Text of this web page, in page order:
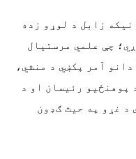
زابل د لوړو زده
چې علمي مرستیال
آمر پکښي د منشي،
پوهنځیو رئیسان او د
د غړو په حیث ګډون